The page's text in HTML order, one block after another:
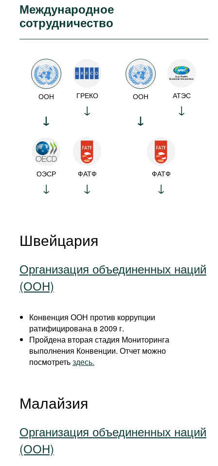
Международное
сотрудничество
ООН ГРЕКО
ОЭСР ФАТФ
ООН АТЭС
ФАТФ
Швейцария
Организация объединенных наций
(ООН)
Конвенция ООН против коррупции
ратифицирована в 2009 г.
Пройдена вторая стадия Мониторинга
выполнения Конвенции. Отчет можно
посмотретьздесь.
Малайзия
Организация объединенных наций
(ООН)